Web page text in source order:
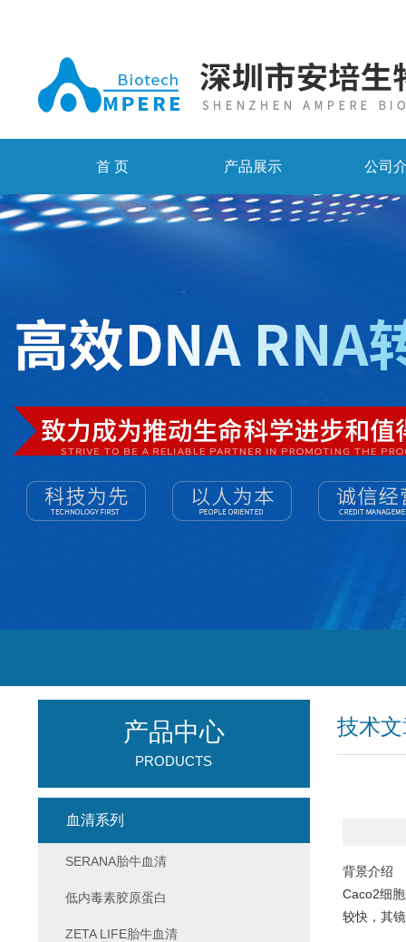
首 页 产品展示 公司
技术
背景介绍
Caco2细
较快，其
产品中心
PRODUCTS
血清系列
SERANA胎牛血清
低内毒素胶原蛋白
ZETA LIFE胎牛血清